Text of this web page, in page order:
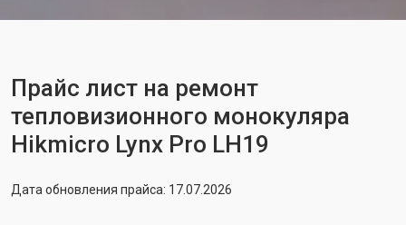
Прайс лист на ремонт
тепловизионного монокуляра
Hikmicro Lynx Pro LH19
Дата обновления прайса: 17.07.2026